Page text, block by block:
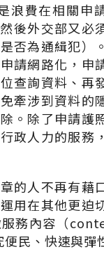
浪費在相關申
後外交部又必
否為通緝犯）
請網路化，申
查詢資料、再
牽涉到資料的
。除了申請護
政人力的服務
的人不再有藉
用在其他更迫
服務內容（
民、快速與彈